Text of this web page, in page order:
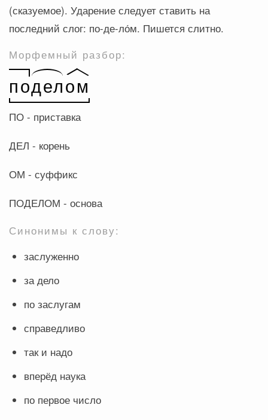
(сказуемое). Ударение следует ставить на
последний слог: по-де-ло́м. Пишется слитно.
Морфемный разбор:
ПО - приставка
ДЕЛ - корень
ОМ - суффикс
ПОДЕЛОМ - основа
Синонимы к слову:
заслуженно
за дело
по заслугам
справедливо
так и надо
вперёд наука
по первое число